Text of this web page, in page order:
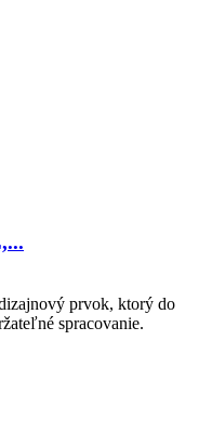
prvok, ktorý do
spracovanie.